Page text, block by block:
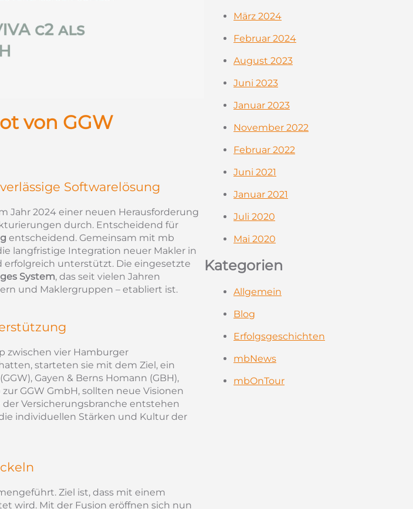
von GGW
Softwarelösung
Jahr 2024 einer neuen Herausforderung
durch. Entscheidend für
entscheidend. Gemeinsam mit mb
langfristige Integration neuer Makler in
erfolgreich unterstützt. Die eingesetzte
System, das seit vielen Jahren
und Maklergruppen – etabliert ist.
zwischen vier Hamburger
starteten sie mit dem Ziel, ein
Gayen & Berns Homann (GBH),
GGW GmbH, sollten neue Visionen
Versicherungsbranche entstehen
individuellen Stärken und Kultur der
Ziel ist, dass mit einem
wird. Mit der Fusion eröffnen sich nun
März 2024
Februar 2024
August 2023
Juni 2023
Januar 2023
November 2022
Februar 2022
Juni 2021
Januar 2021
Juli 2020
Mai 2020
Kategorien
Allgemein
Blog
Erfolgsgeschichten
mbNews
mbOnTour